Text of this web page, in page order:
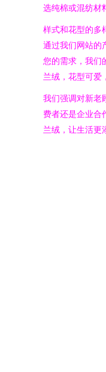
选纯棉或混纺材
样式和花型的多
通过我们网站的
您的需求，我们
兰绒，花型可爱
我们强调对新老
费者还是企业合
兰绒，让生活更